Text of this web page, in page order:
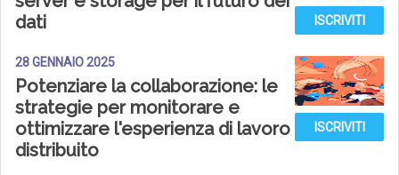
dati
ISCRIVITI
28 GENNAIO 2025
Potenziare la collaborazione: le
strategie per monitorare e
ottimizzare l'esperienza di lavoro
distribuito
ISCRIVITI